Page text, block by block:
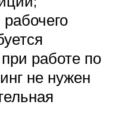
работе по
не нужен